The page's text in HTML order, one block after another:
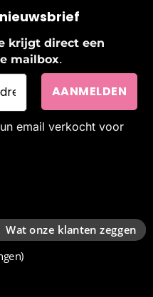
krijgt direct een
mailbox.
email verkocht voor
Wat onze klanten zeggen